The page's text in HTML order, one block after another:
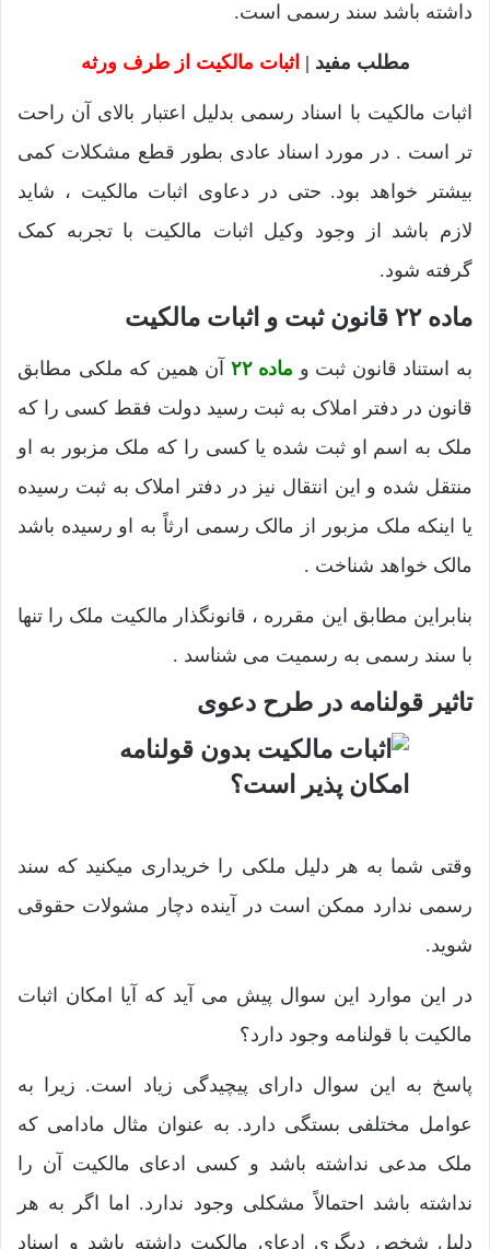
داشته باشد سند رسمی است.
مطلب مفید | اثبات مالکیت از طرف ورثه
اثبات مالکیت با اسناد رسمی بدلیل اعتبار بالای آن راحت
تر است . در مورد اسناد عادی بطور قطع مشکلات کمی
بیشتر خواهد بود. حتی در دعاوی اثبات مالکیت ، شاید
لازم باشد از وجود وکیل اثبات مالکیت با تجربه کمک
گرفته شود.
ماده ۲۲ قانون ثبت و اثبات مالکیت
به استناد قانون ثبت و ماده ۲۲
آن همین که ملکی مطابق
قانون در دفتر املاک به ثبت رسید دولت فقط کسی را که
ملک به اسم او ثبت شده یا کسی را که ملک مزبور به او
منتقل شده و این انتقال نیز در دفتر املاک به ثبت رسیده
یا اینکه ملک مزبور از مالک رسمی ارثاً به‌ او رسیده باشد
مالک خواهد شناخت .
بنابراین مطابق این مقرره ، قانونگذار مالکیت ملک را تنها
با سند رسمی به رسمیت می شناسد .
تاثیر قولنامه در طرح دعوی
وقتی شما به هر دلیل ملکی را خریداری میکنید که سند
رسمی ندارد ممکن است در آینده دچار مشولات حقوقی
شوید.
در این موارد این سوال پیش می آید که آیا امکان اثبات
مالکیت با قولنامه وجود دارد؟
پاسخ به این سوال دارای پیچیدگی زیاد است. زیرا به
عوامل مختلفی بستگی دارد. به عنوان مثال مادامی که
ملک مدعی نداشته باشد و کسی ادعای مالکیت آن را
نداشته باشد احتمالاً مشکلی وجود ندارد. اما اگر به هر
دلیل شخص دیگری ادعای مالکیت داشته باشد و اسناد